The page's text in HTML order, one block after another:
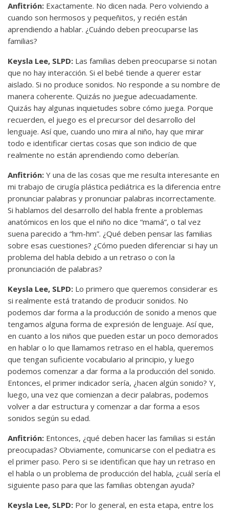
Anfitrión: Exactamente. No dicen nada. Pero volviendo a
cuando son hermosos y pequeñitos, y recién están
aprendiendo a hablar. ¿Cuándo deben preocuparse las
familias?
Keysla Lee, SLPD: Las familias deben preocuparse si notan
que no hay interacción. Si el bebé tiende a querer estar
aislado. Si no produce sonidos. No responde a su nombre de
manera coherente. Quizás no juegue adecuadamente.
Quizás hay algunas inquietudes sobre cómo juega. Porque
recuerden, el juego es el precursor del desarrollo del
lenguaje. Así que, cuando uno mira al niño, hay que mirar
todo e identificar ciertas cosas que son indicio de que
realmente no están aprendiendo como deberían.
Anfitrión: Y una de las cosas que me resulta interesante en
mi trabajo de cirugía plástica pediátrica es la diferencia entre
pronunciar palabras y pronunciar palabras incorrectamente.
Si hablamos del desarrollo del habla frente a problemas
anatómicos en los que el niño no dice “mamá”, o tal vez
suena parecido a “hm-hm”. ¿Qué deben pensar las familias
sobre esas cuestiones? ¿Cómo pueden diferenciar si hay un
problema del habla debido a un retraso o con la
pronunciación de palabras?
Keysla Lee, SLPD: Lo primero que queremos considerar es
si realmente está tratando de producir sonidos. No
podemos dar forma a la producción de sonido a menos que
tengamos alguna forma de expresión de lenguaje. Así que,
en cuanto a los niños que pueden estar un poco demorados
en hablar o lo que llamamos retraso en el habla, queremos
que tengan suficiente vocabulario al principio, y luego
podemos comenzar a dar forma a la producción del sonido.
Entonces, el primer indicador sería, ¿hacen algún sonido? Y,
luego, una vez que comienzan a decir palabras, podemos
volver a dar estructura y comenzar a dar forma a esos
sonidos según su edad.
Anfitrión: Entonces, ¿qué deben hacer las familias si están
preocupadas? Obviamente, comunicarse con el pediatra es
el primer paso. Pero si se identifican que hay un retraso en
el habla o un problema de producción del habla, ¿cuál sería el
siguiente paso para que las familias obtengan ayuda?
Keysla Lee, SLPD: Por lo general, en esta etapa, entre los